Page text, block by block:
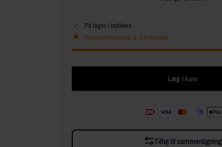
✓
På lager i butikken
Forventet levering: 1-3 hverdage
Læg i kurv
Tilføj til sammenligning